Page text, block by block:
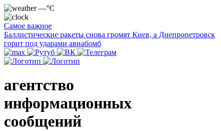
—°C
Самое важное
Баллистические ракеты снова громят Киев, а Днепропетровск
горит под ударами авиабомб
агентство
информационных
сообщений